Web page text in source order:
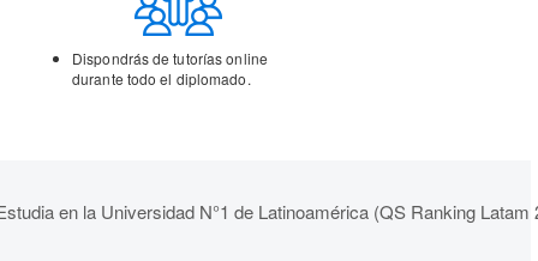
Dispondrás de tutoríasonline
durante todo el diplomado.
en la Universidad N°1 de Latinoamérica (QS Ranking Latam